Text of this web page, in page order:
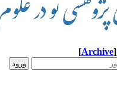
[Archive]